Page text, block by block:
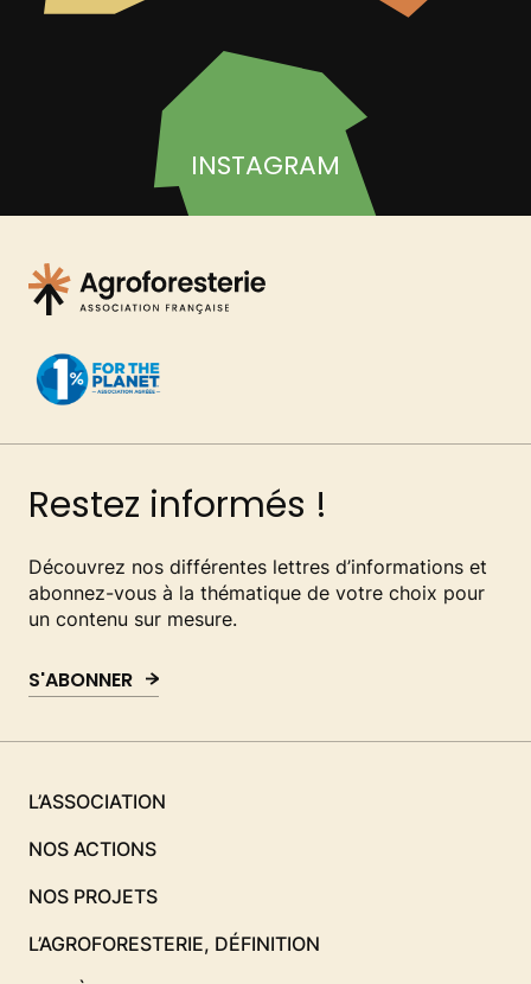
INSTAGRAM
Restez informés !
Découvrez nos différentes lettres d’informations et
abonnez-vous à la thématique de votre choix pour
un contenu sur mesure.
S'ABONNER
L’ASSOCIATION
NOS ACTIONS
NOS PROJETS
L’AGROFORESTERIE, DÉFINITION